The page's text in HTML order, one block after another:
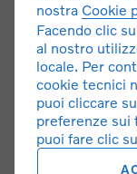
SCOPRI
nostra Cookie
Facendo clic
al nostro
locale. Per
cookie tecnici
puoi cliccare
preferenze sui
puoi fare clic